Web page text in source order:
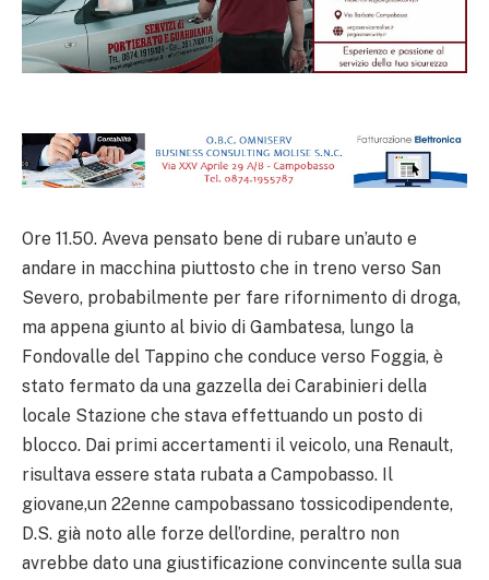
Ore 11.50. Aveva pensato bene di rubare un’auto e
andare in macchina piuttosto che in treno verso San
Severo, probabilmente per fare rifornimento di droga,
ma appena giunto al bivio di Gambatesa, lungo la
Fondovalle del Tappino che conduce verso Foggia, è
stato fermato da una gazzella dei Carabinieri della
locale Stazione che stava effettuando un posto di
blocco. Dai primi accertamenti il veicolo, una Renault,
risultava essere stata rubata a Campobasso. Il
giovane,un 22enne campobassano tossicodipendente,
D.S. già noto alle forze dell’ordine, peraltro non
avrebbe dato una giustificazione convincente sulla sua